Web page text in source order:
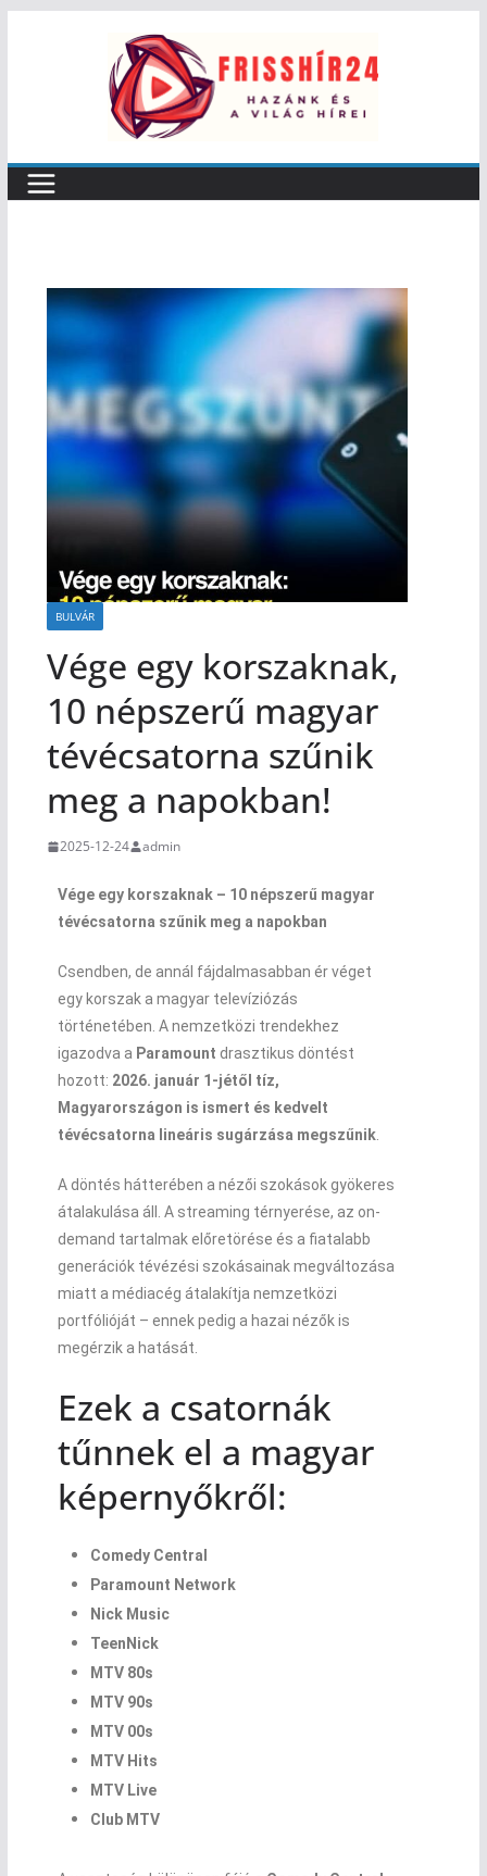
BULVÁR
Vége egy korszaknak,
10 népszerű magyar
tévécsatorna szűnik
meg a napokban!
2025-12-24 admin
Vége egy korszaknak – 10 népszerű magyar
tévécsatorna szűnik meg a napokban
Csendben, de annál fájdalmasabban ér véget
egy korszak a magyar televíziózás
történetében. A nemzetközi trendekhez
igazodva a Paramount drasztikus döntést
hozott: 2026. január 1-jétől tíz,
Magyarországon is ismert és kedvelt
tévécsatorna lineáris sugárzása megszűnik.
A döntés hátterében a nézői szokások gyökeres
átalakulása áll. A streaming térnyerése, az on-
demand tartalmak előretörése és a fiatalabb
generációk tévézési szokásainak megváltozása
miatt a médiacég átalakítja nemzetközi
portfólióját – ennek pedig a hazai nézők is
megérzik a hatását.
Ezek a csatornák
tűnnek el a magyar
képernyőkről:
Comedy Central
Paramount Network
Nick Music
TeenNick
MTV 80s
MTV 90s
MTV 00s
MTV Hits
MTV Live
Club MTV